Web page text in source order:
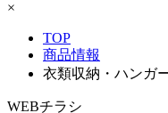
×
TOP
商品情報
衣類収納・ハンガ
WEBチラシ